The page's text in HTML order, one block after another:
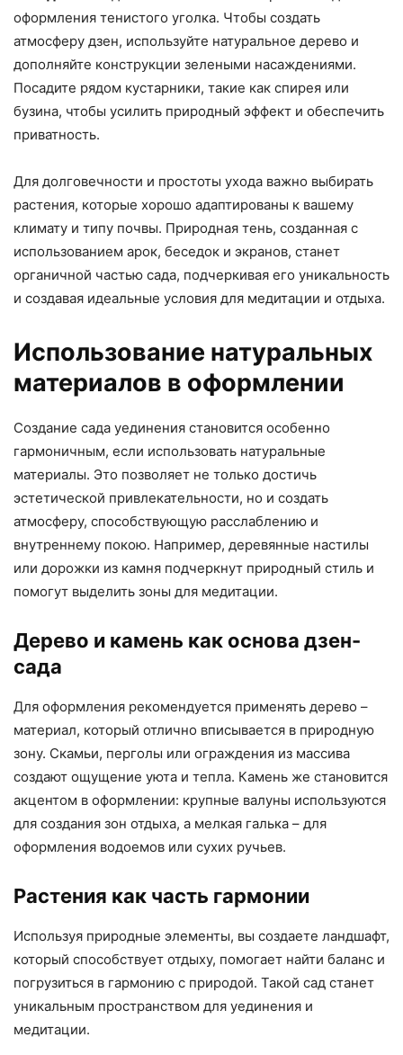
оформления тенистого уголка. Чтобы создать
атмосферу дзен, используйте натуральное дерево и
дополняйте конструкции зелеными насаждениями.
Посадите рядом кустарники, такие как спирея или
бузина, чтобы усилить природный эффект и обеспечить
приватность.
Для долговечности и простоты ухода важно выбирать
растения, которые хорошо адаптированы к вашему
климату и типу почвы. Природная тень, созданная с
использованием арок, беседок и экранов, станет
органичной частью сада, подчеркивая его уникальность
и создавая идеальные условия для медитации и отдыха.
Использование натуральных
материалов в оформлении
Создание сада уединения становится особенно
гармоничным, если использовать натуральные
материалы. Это позволяет не только достичь
эстетической привлекательности, но и создать
атмосферу, способствующую расслаблению и
внутреннему покою. Например, деревянные настилы
или дорожки из камня подчеркнут природный стиль и
помогут выделить зоны для медитации.
Дерево и камень как основа дзен-
сада
Для оформления рекомендуется применять дерево –
материал, который отлично вписывается в природную
зону. Скамьи, перголы или ограждения из массива
создают ощущение уюта и тепла. Камень же становится
акцентом в оформлении: крупные валуны используются
для создания зон отдыха, а мелкая галька – для
оформления водоемов или сухих ручьев.
Растения как часть гармонии
Используя природные элементы, вы создаете ландшафт,
который способствует отдыху, помогает найти баланс и
погрузиться в гармонию с природой. Такой сад станет
уникальным пространством для уединения и
медитации.